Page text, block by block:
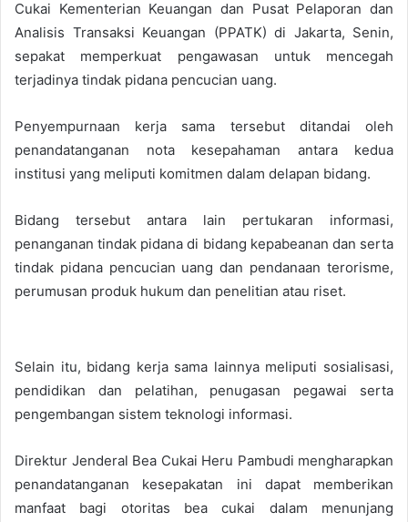
Cukai Kementerian Keuangan dan Pusat Pelaporan dan
Analisis Transaksi Keuangan (PPATK) di Jakarta, Senin,
sepakat memperkuat pengawasan untuk mencegah
terjadinya tindak pidana pencucian uang.
Penyempurnaan kerja sama tersebut ditandai oleh
penandatanganan nota kesepahaman antara kedua
institusi yang meliputi komitmen dalam delapan bidang.
Bidang tersebut antara lain pertukaran informasi,
penanganan tindak pidana di bidang kepabeanan dan serta
tindak pidana pencucian uang dan pendanaan terorisme,
perumusan produk hukum dan penelitian atau riset.
Selain itu, bidang kerja sama lainnya meliputi sosialisasi,
pendidikan dan pelatihan, penugasan pegawai serta
pengembangan sistem teknologi informasi.
Direktur Jenderal Bea Cukai Heru Pambudi mengharapkan
penandatanganan kesepakatan ini dapat memberikan
manfaat bagi otoritas bea cukai dalam menunjang